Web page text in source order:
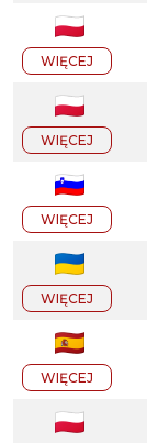
WIĘCEJ
WIĘCEJ
WIĘCEJ
WIĘCEJ
WIĘCEJ